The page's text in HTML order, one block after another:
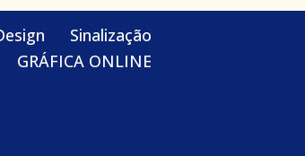
Sinalização
GRÁFICA ONLINE